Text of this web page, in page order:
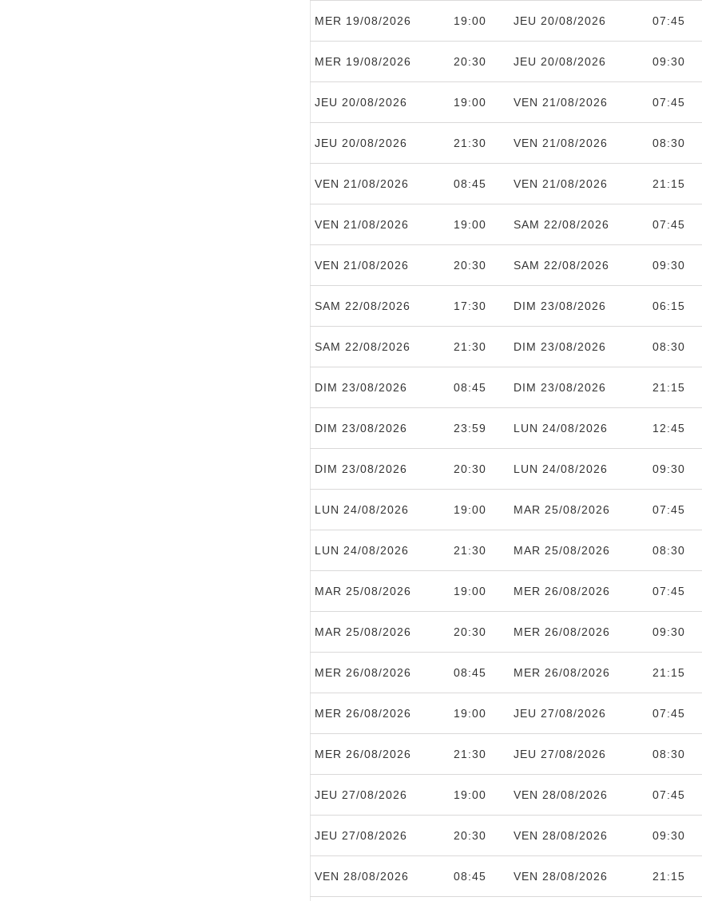
MER 19/08/2026 19:00 JEU 20/08/2026 07:45
MER 19/08/2026 20:30 JEU 20/08/2026 09:30
JEU 20/08/2026 19:00 VEN 21/08/2026 07:45
JEU 20/08/2026 21:30 VEN 21/08/2026 08:30
VEN 21/08/2026 08:45 VEN 21/08/2026 21:15
VEN 21/08/2026 19:00 SAM 22/08/2026 07:45
VEN 21/08/2026 20:30 SAM 22/08/2026 09:30
SAM 22/08/2026 17:30 DIM 23/08/2026 06:15
SAM 22/08/2026 21:30 DIM 23/08/2026 08:30
DIM 23/08/2026 08:45 DIM 23/08/2026 21:15
DIM 23/08/2026 23:59 LUN 24/08/2026 12:45
DIM 23/08/2026 20:30 LUN 24/08/2026 09:30
LUN 24/08/2026 19:00 MAR 25/08/2026 07:45
LUN 24/08/2026 21:30 MAR 25/08/2026 08:30
MAR 25/08/2026 19:00 MER 26/08/2026 07:45
MAR 25/08/2026 20:30 MER 26/08/2026 09:30
MER 26/08/2026 08:45 MER 26/08/2026 21:15
MER 26/08/2026 19:00 JEU 27/08/2026 07:45
MER 26/08/2026 21:30 JEU 27/08/2026 08:30
JEU 27/08/2026 19:00 VEN 28/08/2026 07:45
JEU 27/08/2026 20:30 VEN 28/08/2026 09:30
VEN 28/08/2026 08:45 VEN 28/08/2026 21:15